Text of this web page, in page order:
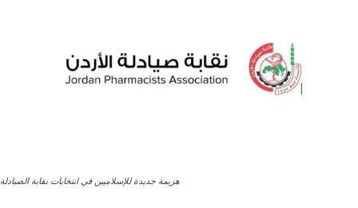
هزيمة جديدة للإسلاميين في انتخابات نقابة الصيادلة